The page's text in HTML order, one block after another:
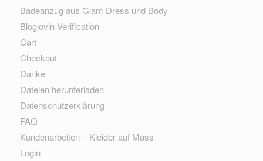
Badeanzug aus Glam Dress und Body
Bloglovin Verification
Cart
Checkout
Danke
Dateien herunterladen
Datenschutzerklärung
FAQ
Kundenarbeiten – Kleider auf Mass
Login